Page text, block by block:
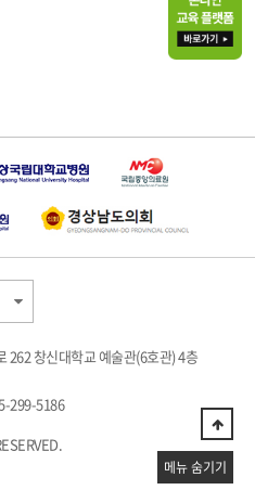
262 창신대학교 예술관(6호관) 4층
299-5186
메뉴 숨기기